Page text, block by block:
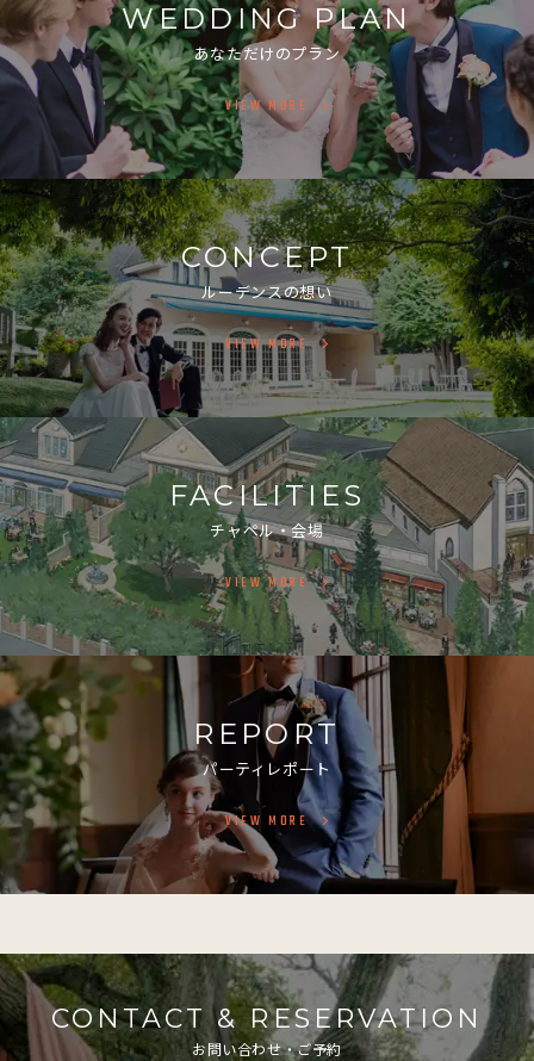
WEDDING PLAN
あなただけのプラン
VIEW MORE
CONCEPT
ルーデンスの想い
VIEW MORE
FACILITIES
チャペル・会場
VIEW MORE
REPORT
パーティレポート
VIEW MORE
CONTACT & RESERVATION
お問い合わせ・ご予約